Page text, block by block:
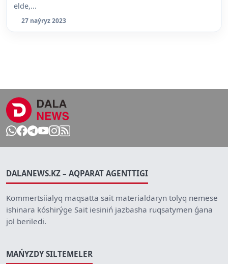
elde,...
27 naýryz 2023
DALANEWS.KZ – AQPARAT AGENTTIGI
Kommertsiialyq maqsatta sait materialdaryn tolyq nemese
ishinara kóshirýge Sait iesiniń jazbasha ruqsatymen ǵana
jol beriledi.
MAŃYZDY SILTEMELER